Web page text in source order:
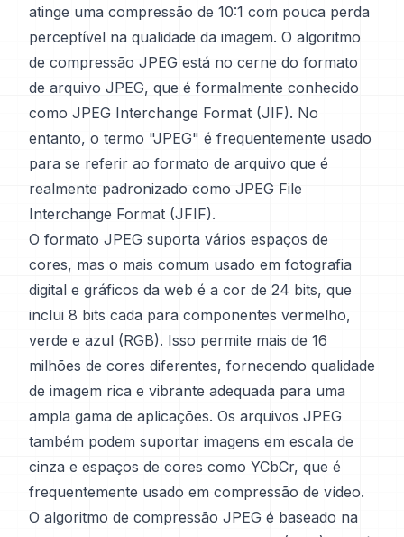
atinge uma compressão de 10:1 com pouca perda
perceptível na qualidade da imagem. O algoritmo
de compressão JPEG está no cerne do formato
de arquivo JPEG, que é formalmente conhecido
como JPEG Interchange Format (JIF). No
entanto, o termo "JPEG" é frequentemente usado
para se referir ao formato de arquivo que é
realmente padronizado como JPEG File
Interchange Format (JFIF).
O formato JPEG suporta vários espaços de
cores, mas o mais comum usado em fotografia
digital e gráficos da web é a cor de 24 bits, que
inclui 8 bits cada para componentes vermelho,
verde e azul (RGB). Isso permite mais de 16
milhões de cores diferentes, fornecendo qualidade
de imagem rica e vibrante adequada para uma
ampla gama de aplicações. Os arquivos JPEG
também podem suportar imagens em escala de
cinza e espaços de cores como YCbCr, que é
frequentemente usado em compressão de vídeo.
O algoritmo de compressão JPEG é baseado na